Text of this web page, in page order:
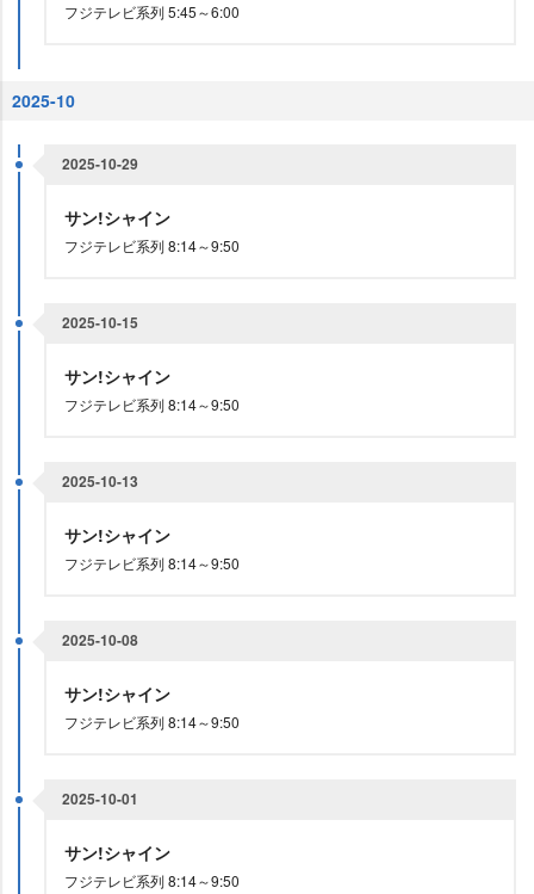
フジテレビ系列 5:45～6:00
2025-10
2025-10-29
サン!シャイン
フジテレビ系列 8:14～9:50
2025-10-15
サン!シャイン
フジテレビ系列 8:14～9:50
2025-10-13
サン!シャイン
フジテレビ系列 8:14～9:50
2025-10-08
サン!シャイン
フジテレビ系列 8:14～9:50
2025-10-01
サン!シャイン
フジテレビ系列 8:14～9:50